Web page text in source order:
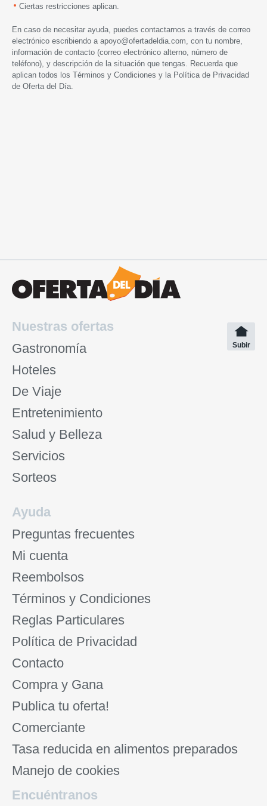
Ciertas restricciones aplican.
En caso de necesitar ayuda, puedes contactarnos a través de correo
electrónico escribiendo a apoyo@ofertadeldia.com , con tu nombre,
información de contacto (correo electrónico alterno, número de
teléfono), y descripción de la situación que tengas. Recuerda que
aplican todos los Términos y Condiciones y la Política de Privacidad
de Oferta del Día.
Nuestras ofertas
Gastronomía
Hoteles
De Viaje
Entretenimiento
Salud y Belleza
Servicios
Sorteos
Subir
Ayuda
Preguntas frecuentes
Mi cuenta
Reembolsos
Términos y Condiciones
Reglas Particulares
Política de Privacidad
Contacto
Compra y Gana
Publica tu oferta!
Comerciante
Tasa reducida en alimentos preparados
Manejo de cookies
Encuéntranos